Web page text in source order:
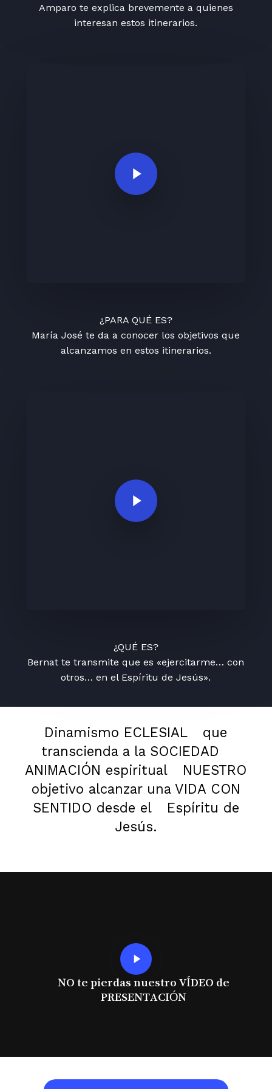
Amparo te explica brevemente a quienes
interesan estos itinerarios.
Play Video
¿PARA QUÉ ES?
María José te da a conocer los objetivos que
alcanzamos en estos itinerarios.
Play Video
¿QUÉ ES?
Bernat te transmite que es «ejercitarme… con
otros… en el Espíritu de Jesús».
Dinamismo ECLESIAL
que
transcienda a la SOCIEDAD
ANIMACIÓN espiritual
NUESTRO
objetivo alcanzar una VIDA CON
SENTIDO desde el
Espíritu de
Jesús.
Play
Video
NO te pierdas nuestro VÍDEO de
PRESENTACIÓN